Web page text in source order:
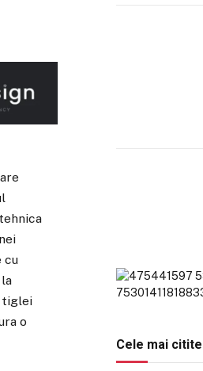
cu
tiglei
o
Cele mai citite